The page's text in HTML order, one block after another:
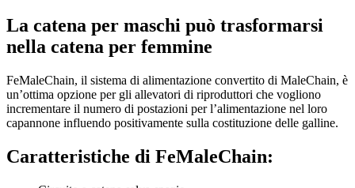
La catena per maschi può trasformarsi
nella catena per femmine
FeMaleChain, il sistema di alimentazione convertito di MaleChain, è
un’ottima opzione per gli allevatori di riproduttori che vogliono
incrementare il numero di postazioni per l’alimentazione nel loro
capannone influendo positivamente sulla costituzione delle galline.
Caratteristiche di FeMaleChain: